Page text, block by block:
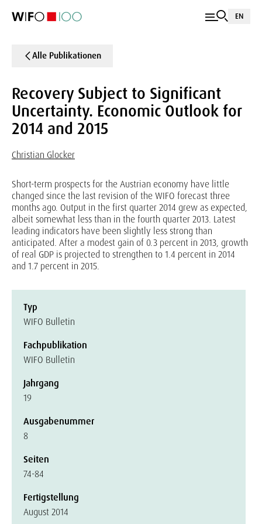
EN
Alle Publikationen
Recovery Subject to Significant
Uncertainty. Economic Outlook for
2014 and 2015
Christian Glocker
Short-term prospects for the Austrian economy have little
changed since the last revision of the WIFO forecast three
months ago. Output in the first quarter 2014 grew as expected,
albeit somewhat less than in the fourth quarter 2013. Latest
leading indicators have been slightly less strong than
anticipated. After a modest gain of 0.3 percent in 2013, growth
of real GDP is projected to strengthen to 1.4 percent in 2014
and 1.7 percent in 2015.
Typ
WIFO Bulletin
Fachpublikation
WIFO Bulletin
Jahrgang
19
Ausgabenummer
8
Seiten
74-84
Fertigstellung
August 2014